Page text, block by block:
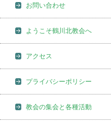
お問い合わせ
ようこそ鶴川北教会へ
アクセス
プライバシーポリシー
教会の集会と各種活動